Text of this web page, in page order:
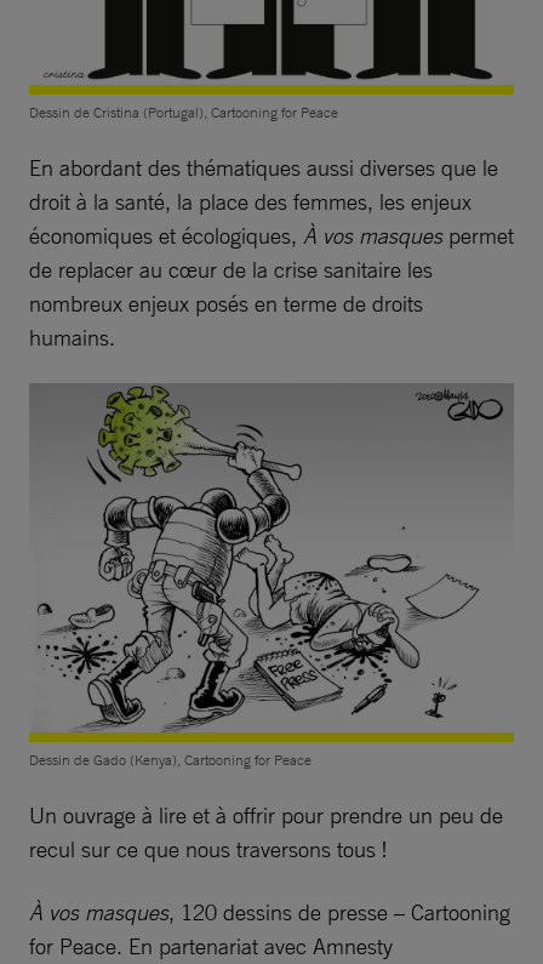
Dessin de Cristina (Portugal), Cartooning for Peace
En abordant des thématiques aussi diverses que le
droit à la santé, la place des femmes, les enjeux
économiques et écologiques, À vos masquespermet
de replacer au cœur de la crise sanitaire les
nombreux enjeux posés en terme de droits
humains.
Dessin de Gado (Kenya), Cartooning for Peace
Un ouvrage à lire et à offrir pour prendre un peu de
recul sur ce que nous traversons tous !
À vos masques, 120 dessins de presse – Cartooning
for Peace. En partenariat avec Amnesty